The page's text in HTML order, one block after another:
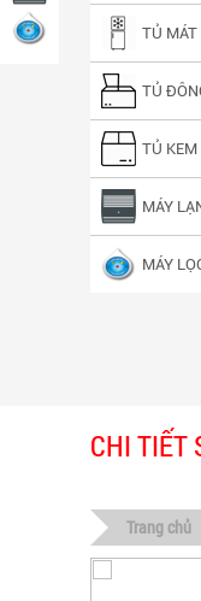
TỦ MÁT
TỦ
TỦ KEM
MÁY
MÁY
CHI TIẾT
Trang chủ